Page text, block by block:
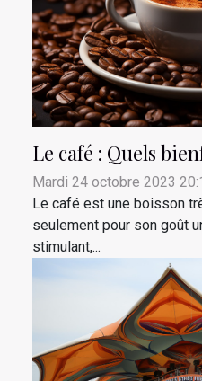
Le café : Quels
Mardi 24 octobre 2023
Le café est une boisson
seulement pour son goût
stimulant,...